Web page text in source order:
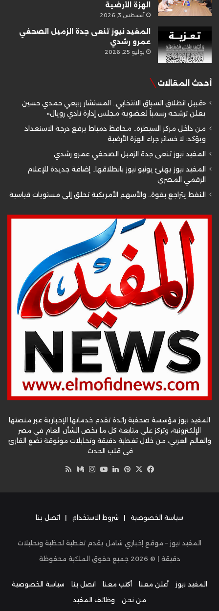
الهزة الأرضية
أغسطس 3, 2026
المفيد نيوز تنعى جدة الزميل الصحفي
عمرو رشدي
يوليو 25, 2026
أحدث المقالات
«قبيل انطلاق السباق الانتخابي.. المستشار ربيعي حمدي حسين
يعلن ترشحه رسمياً لعضوية مجلس إدارة نادي رويال»
من داخل مركز السيطرة.. محافظ دمياط يرفع درجة الاستعداد
ويؤكد: لا خسائر جراء الهزة الأرضية
المفيد نيوز تنعى جدة الزميل الصحفي عمرو رشدي
المفيد نيوز يهنئ يونيو نيوز بانطلاقها.. إضافة جديدة للإعلام
الرقمي المصري
النفط يتراجع بقوة.. والأسهم الأمريكية تحلق إلى مستويات قياسية
المفيد نيوز مؤسسة صحفية رائدة تقدم خدماتها الإخبارية عبر منصتها
الإلكترونية، وتركز على متابعة كل ما يخص الشأن العام في مصر
والعالم العربي، من خلال تغطية دقيقة وتحليلات موثوقة تضع القارئ
في قلب الحدث.
فيسبوك
‫X بينتيريست
لينكدإن‫YouTube
انستقرام
وسط
سياسة الخصوصية | شروط الاستخدام | اتصل بنا
المفيد نيوز – موقع إخباري شامل يقدم تغطية لحظية وتحليلات
دقيقة | © 2026 جميع حقوق الملكية محفوظة
المفيد نيوز أعلن معنا أكتب معنا اتصل بنا
سياسة الخصوصية
من نحن
وظائف المفيد